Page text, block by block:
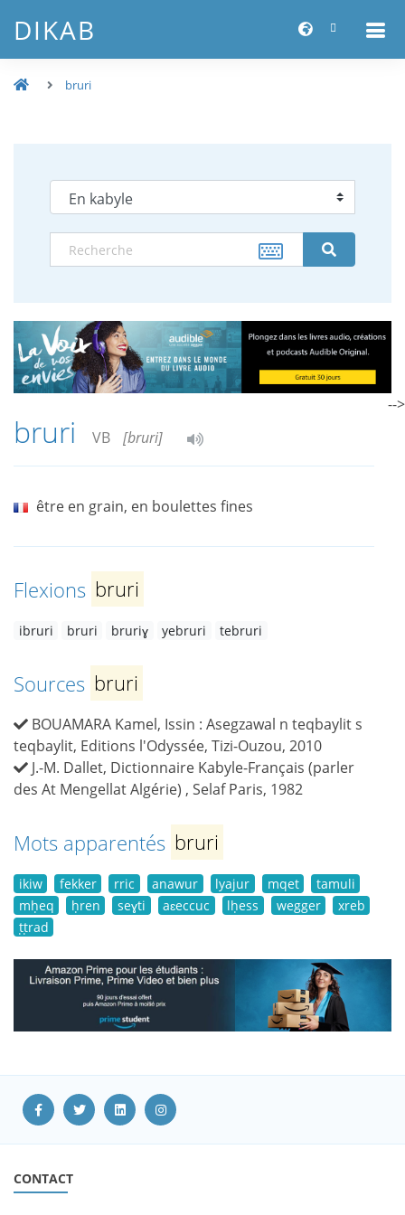
DIKAB
bruri
bruri VB [bruri]
être en grain, en boulettes fines
Flexions bruri
ibruri bruri bruriɣ yebruri tebruri
Sources bruri
BOUAMARA Kamel, Issin : Asegzawal n teqbaylit s
teqbaylit, Editions l'Odyssée, Tizi-Ouzou, 2010
J.-M. Dallet, Dictionnaire Kabyle-Français (parler
des At Mengellat Algérie) , Selaf Paris, 1982
Mots apparentés bruri
ikiw fekker rric anawur lyajur mqet
tamuli
mḥeq
ḥren seɣti aɛeccuc lḥess wegger
xreb
ṭṭrad
-->
CONTACT